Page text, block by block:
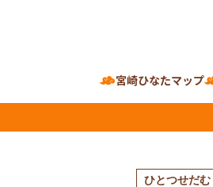
宮崎ひなたマップ
ひとつせだむ